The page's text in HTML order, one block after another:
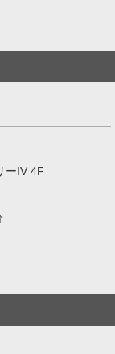
ーIV 4F